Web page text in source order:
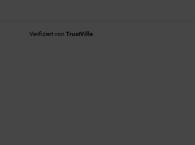
Verifiziert von TrustVille